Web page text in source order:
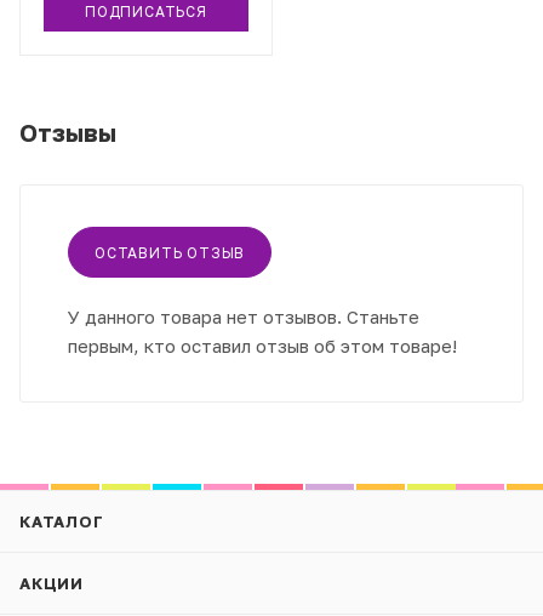
ПОДПИСАТЬСЯ
Отзывы
ОСТАВИТЬ ОТЗЫВ
У данного товара нет отзывов. Станьте
первым, кто оставил отзыв об этом товаре!
КАТАЛОГ
АКЦИИ